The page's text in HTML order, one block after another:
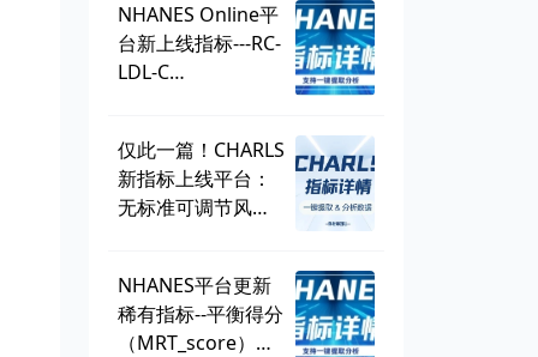
总
NHANES Online平
台新上线指标---RC-
LDL-C
仅此一篇！CHARLS
新指标上线平台：
无标准可调节风险
NHANES平台更新
稀有指标--平衡得分
（MRT_score），